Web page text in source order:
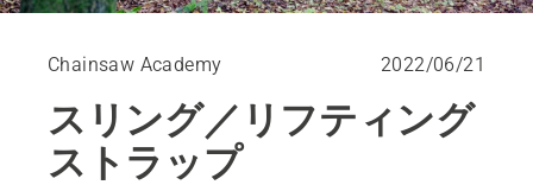
Chainsaw Academy 2022/06/21
スリング／リフティング
ストラップ